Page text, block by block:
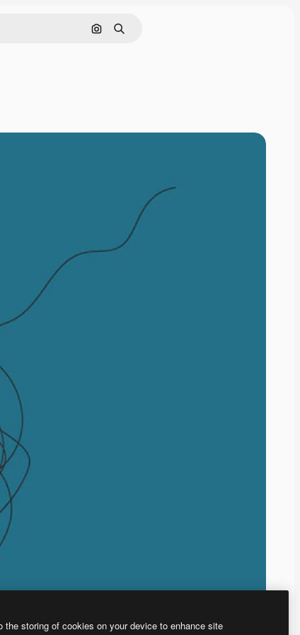
画像で検索
検索
the storing of cookies on your device to enhance site